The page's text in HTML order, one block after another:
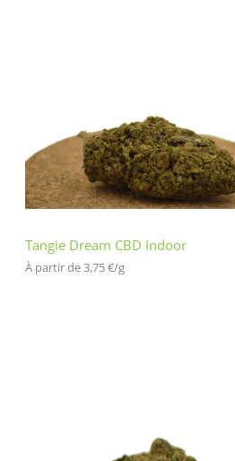
Tangie Dream CBD Indoor
À partir de 3,75€/g